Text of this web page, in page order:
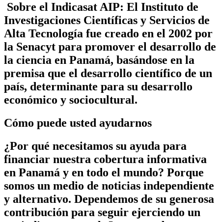
Sobre el Indicasat AIP: El Instituto de
Investigaciones Científicas y Servicios de
Alta Tecnología fue creado en el 2002 por
la Senacyt para promover el desarrollo de
la ciencia en Panamá, basándose en la
premisa que el desarrollo científico de un
país, determinante para su desarrollo
económico y sociocultural.
Cómo puede usted ayudarnos
¿Por qué necesitamos su ayuda para
financiar nuestra cobertura informativa
en Panamá y en todo el mundo? Porque
somos un medio de noticias independiente
y alternativo. Dependemos de su generosa
contribución para seguir ejerciendo un